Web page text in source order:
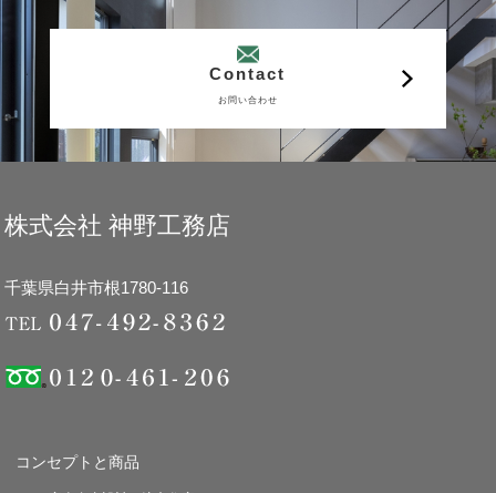
Contact
お問い合わせ
株式会社 神野工務店
千葉県白井市根1780-116
コンセプトと商品